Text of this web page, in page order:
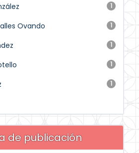
1
1
Ovando
1
1
1
de publicación